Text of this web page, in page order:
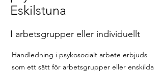
Eskilstuna
I arbetsgrupper eller individuellt
Handledning i psykosocialt arbete erbjuds
som ett sätt för arbetsgrupper eller enskilda